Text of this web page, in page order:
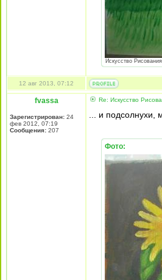
Искусство
12 авг 2013, 07:12
fvassa
Зарегистрирован: 24
фев 2012, 07:19
Сообщения: 207
Re: Искусство
... и подсолнухи,
Фото: